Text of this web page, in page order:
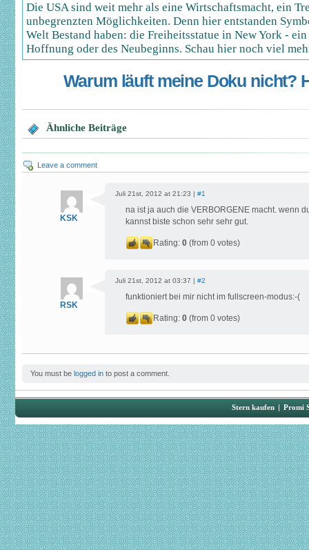
Die USA sind weit mehr als eine Wirtschaftsmacht, ein
unbegrenzten Möglichkeiten. Denn hier entstanden
Welt Bestand haben: die Freiheitsstatue in New York -
Hoffnung oder des Neubeginns. Schau hier noch viel
Warum läuft meine Doku nicht?
Ähnliche Beiträge
Leave a comment
KSK
Juli 21st, 2012 at 21:23 | #1
na ist ja auch die VERBORGENE macht. wenn
kannst biste schon sehr sehr gut.
Rating: 0 (from 0 votes)
RSK
Juli 21st, 2012 at 03:37 | #2
funktioniert bei mir nicht im fullscreen-modus:-(
Rating: 0 (from 0 votes)
You must be logged in to post a comment.
Stern kaufen | Promi